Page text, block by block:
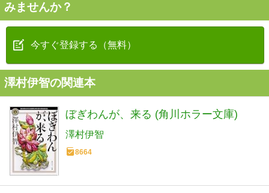
みませんか？
今すぐ登録する（無料）
澤村伊智の関連本
ぼぎわんが、来る (角川ホラー文庫)
澤村伊智
8664